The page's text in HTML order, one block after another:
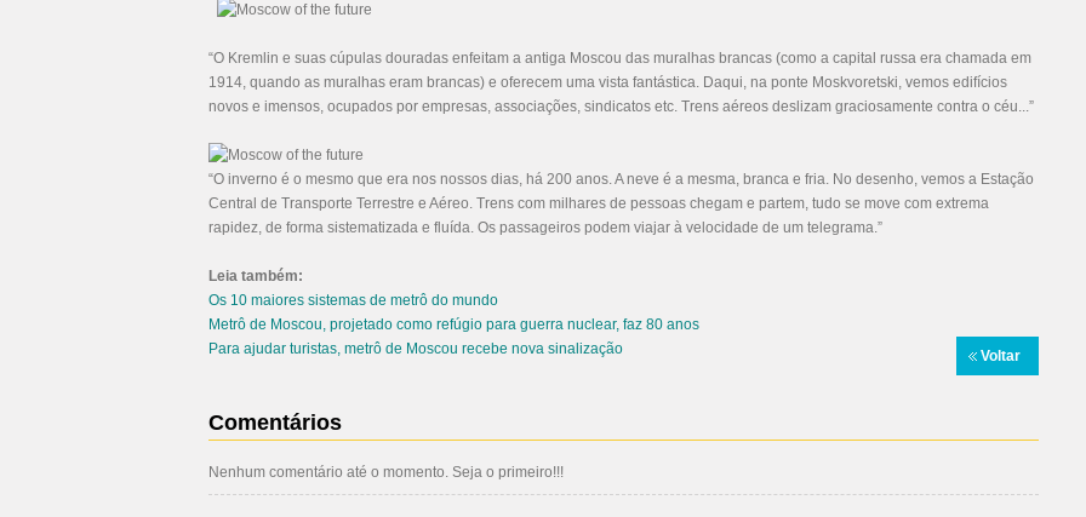
“O Kremlin e suas cúpulas douradas enfeitam a antiga Moscou das muralhas brancas (como a capital russa era chamada em
1914, quando as muralhas eram brancas) e oferecem uma vista fantástica. Daqui, na ponte Moskvoretski, vemos edifícios
novos e imensos, ocupados por empresas, associações, sindicatos etc. Trens aéreos deslizam graciosamente contra o céu...”
“O inverno é o mesmo que era nos nossos dias, há 200 anos. A neve é a mesma, branca e fria. No desenho, vemos a Estação
Central de Transporte Terrestre e Aéreo. Trens com milhares de pessoas chegam e partem, tudo se move com extrema
rapidez, de forma sistematizada e fluída. Os passageiros podem viajar à velocidade de um telegrama.”
Leia também:
Os 10 maiores sistemas de metrô do mundo
Metrô de Moscou, projetado como refúgio para guerra nuclear, faz 80 anos
Para ajudar turistas, metrô de Moscou recebe nova sinalização
Voltar
Comentários
Nenhum comentário até o momento. Seja o primeiro!!!